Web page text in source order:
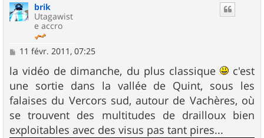
brik
Utagawist
e accro
M
s
s
a
g
e
11 févr. 2011, 07:25
la vidéo de dimanche, du plus classique
c'est
une sortie dans la vallée de Quint, sous les
falaises du Vercors sud, autour de Vachères, où
se trouvent des multitudes de drailloux bien
exploitables avec des visus pas tant pires...